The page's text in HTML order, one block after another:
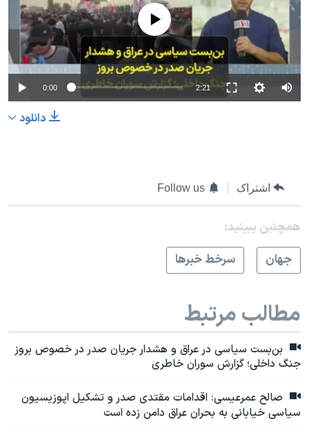
No media source currently available
0:00 2:21
دانلود
اشتراک Follow us
همچنبن ببینید:
جهان
سرخط خبرها
مطالب مرتبط
بن‌بست سیاسی در عراق و هشدار جریان صدر در خصوص بروز
جنگ داخلی؛ گزارش سوران خاطری
صالح عمرعیسی: اقدامات مقتدی صدر و تشکیل اپوزیسیون
سیاسی خیابانی به بحران عراق دامن زده ‌است